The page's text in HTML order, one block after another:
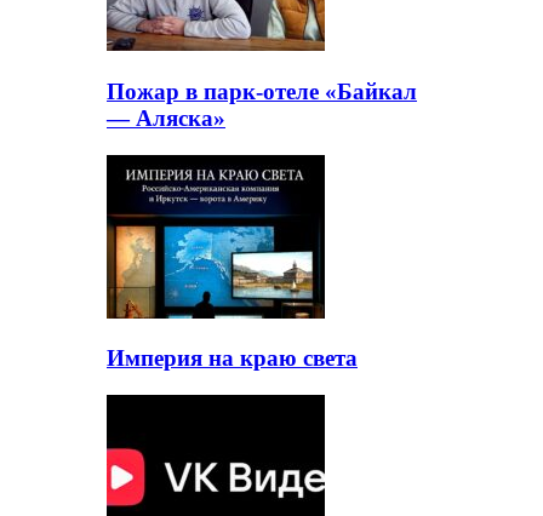
Пожар в парк-отеле «Байкал
— Аляска»
Империя на краю света